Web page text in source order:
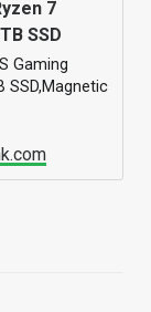
7
SSD
Gaming
SSD,Magnetic